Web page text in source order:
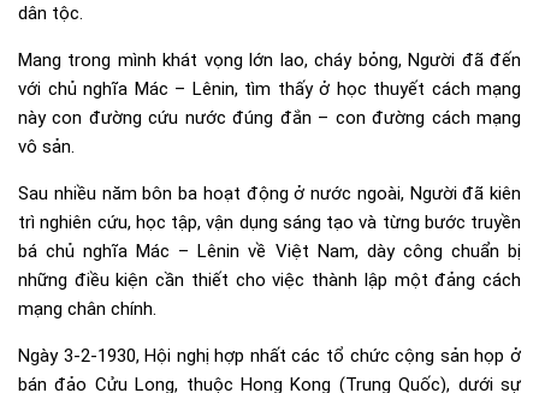
dân tộc.
Mang trong mình khát vọng lớn lao, cháy bỏng, Người đã đến
với chủ nghĩa Mác – Lênin, tìm thấy ở học thuyết cách mạng
này con đường cứu nước đúng đắn – con đường cách mạng
vô sản.
Sau nhiều năm bôn ba hoạt động ở nước ngoài, Người đã kiên
trì nghiên cứu, học tập, vận dụng sáng tạo và từng bước truyền
bá chủ nghĩa Mác – Lênin về Việt Nam, dày công chuẩn bị
những điều kiện cần thiết cho việc thành lập một đảng cách
mạng chân chính.
Ngày 3-2-1930, Hội nghị hợp nhất các tổ chức cộng sản họp ở
bán đảo Cửu Long, thuộc Hong Kong (Trung Quốc), dưới sự